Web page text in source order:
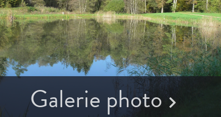
Galerie photo